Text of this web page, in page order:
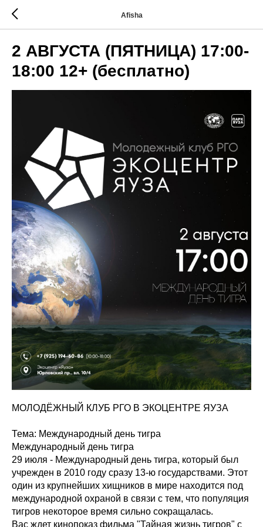
Afisha
2 АВГУСТА (ПЯТНИЦА) 17:00-
18:00 12+ (бесплатно)
МОЛОДЁЖНЫЙ КЛУБ РГО В ЭКОЦЕНТРЕ ЯУЗА
Тема: Международный день тигра
Международный день тигра
29 июля - Международный день тигра, который был
учрежден в 2010 году сразу 13-ю государствами. Этот
один из крупнейших хищников в мире находится под
международной охраной в связи с тем, что популяция
тигров некоторое время сильно сокращалась.
Вас ждет кинопоказ фильма "Тайная жизнь тигров" с